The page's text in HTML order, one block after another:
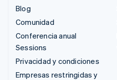
Blog
Comunidad
Conferencia anual
Sessions
Privacidad y condiciones
Empresas restringidas y